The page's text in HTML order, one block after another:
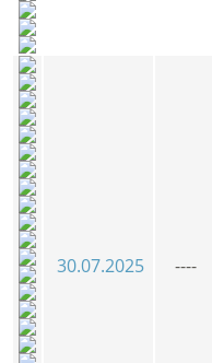
30.07.2025 ----